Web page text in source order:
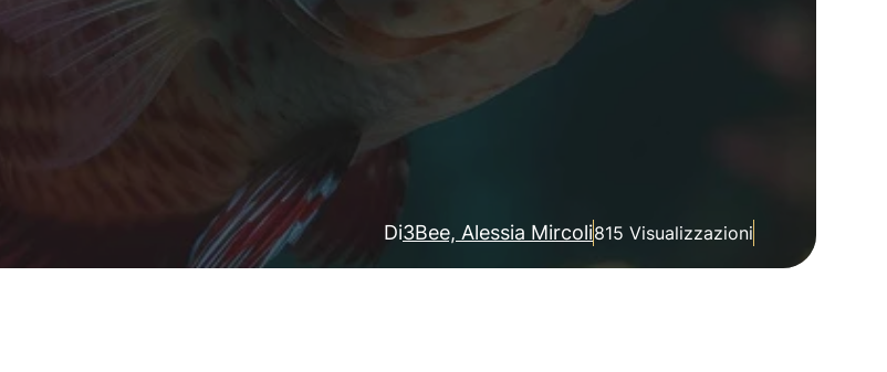
Di3Bee, Alessia Mircoli815 Visualizzazioni